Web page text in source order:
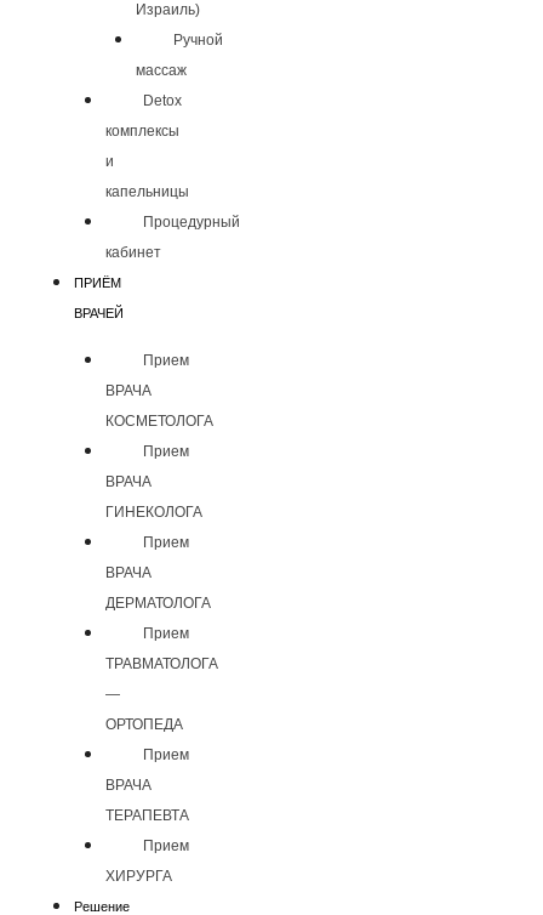
Израиль)
Ручной
массаж
Detox
комплексы
и
капельницы
Процедурный
кабинет
ПРИЁМ
ВРАЧЕЙ
Прием
ВРАЧА
КОСМЕТОЛОГА
Прием
ВРАЧА
ГИНЕКОЛОГА
Прием
ВРАЧА
ДЕРМАТОЛОГА
Прием
ТРАВМАТОЛОГА
—
ОРТОПЕДА
Прием
ВРАЧА
ТЕРАПЕВТА
Прием
ХИРУРГА
Решение